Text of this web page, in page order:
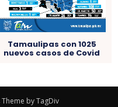
Tamaulipas con 1025
nuevos casos de Covid
by TagDiv